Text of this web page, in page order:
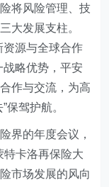
将风险管理、技
大发展支柱。
资源与全球合作
战略优势，平安
作与交流，为高
保驾护航。
界的年度会议，
卡洛再保险大
市场发展的风向